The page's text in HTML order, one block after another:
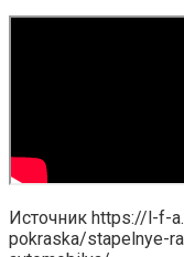
Источник https://l-f-
pokraska/stapelnye-